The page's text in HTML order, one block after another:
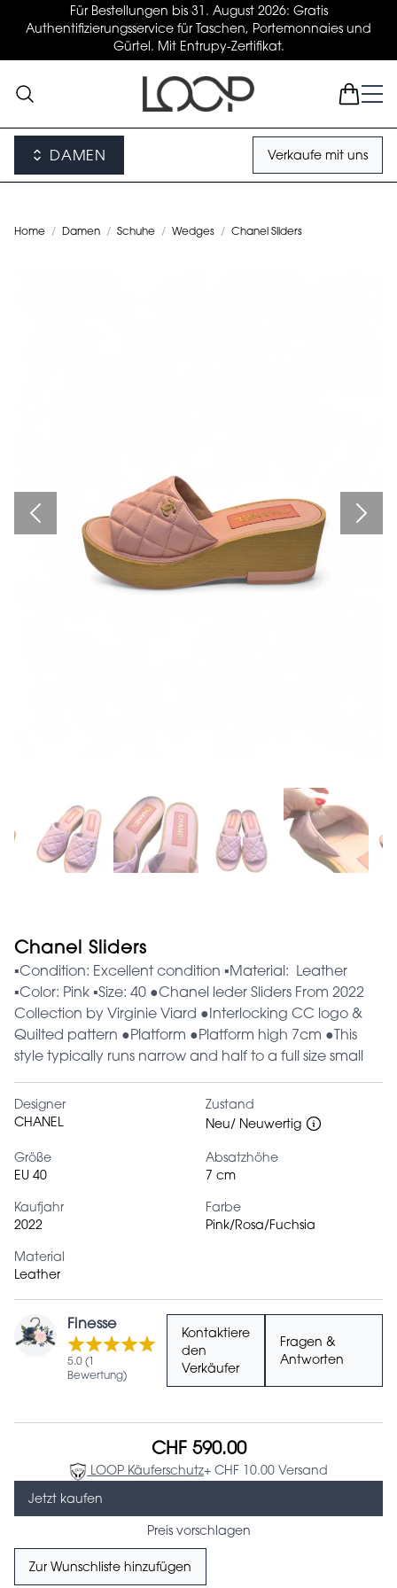
Für Bestellungen bis 31. August 2026: Gratis
Authentifizierungsservice für Taschen, Portemonnaies und
Gürtel. Mit Entrupy-Zertifikat.
DAMEN Verkaufe mit uns
Home / Damen / Schuhe / Wedges / Chanel Sliders
Chanel Sliders
▪︎Condition: Excellent condition ▪︎Material: Leather
▪︎Color: Pink ▪︎Size: 40 ●Chanel leder Sliders From 2022
Collection by Virginie Viard ●Interlocking CC logo &
Quilted pattern ●Platform ●Platform high 7cm ●This
style typically runs narrow and half to a full size small
Designer
CHANEL
Zustand
Neu/ Neuwertig
Größe
EU 40
Absatzhöhe
7 cm
Kaufjahr
2022
Farbe
Pink/Rosa/Fuchsia
Material
Leather
Finesse
5.0 (1
Bewertung)
Kontaktiere
den
Verkäufer
Fragen &
Antworten
CHF 590.00
LOOP Käuferschutz+ CHF 10.00 Versand
Jetzt kaufen
Preis vorschlagen
Zur Wunschliste hinzufügen